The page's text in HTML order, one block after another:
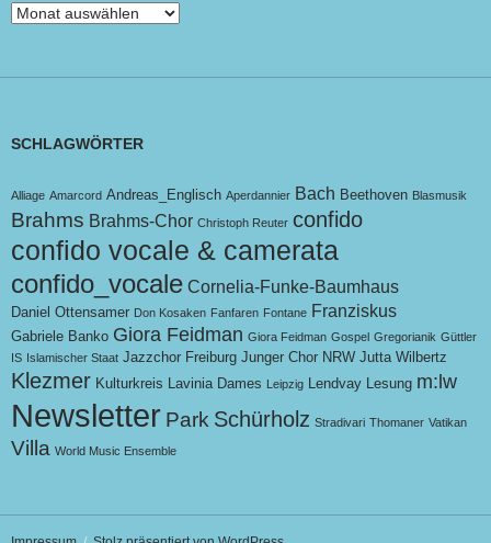
Beitragsarchive
SCHLAGWÖRTER
Alliage Amarcord Andreas_Englisch Aperdannier Bach Beethoven Blasmusik
Brahms Brahms-Chor Christoph Reuter confido
confido vocale & camerata
confido_vocale Cornelia-Funke-Baumhaus
Daniel Ottensamer Don Kosaken Fanfaren Fontane Franziskus
Gabriele Banko Giora Feidman Giora Feidman Gospel Gregorianik Güttler
IS Islamischer Staat Jazzchor Freiburg Junger Chor NRW Jutta Wilbertz
Klezmer Kulturkreis Lavinia Dames Leipzig Lendvay Lesung m:lw
Newsletter Park Schürholz Stradivari Thomaner Vatikan
Villa World Music Ensemble